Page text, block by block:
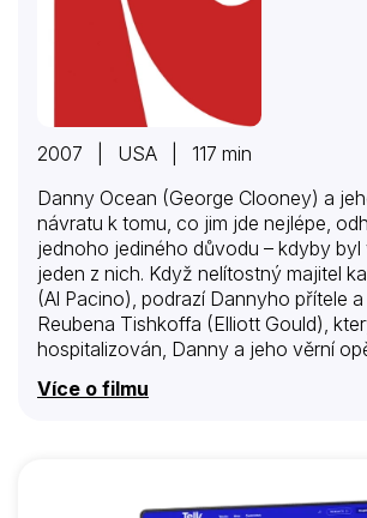
2007 | USA | 117 min
Danny Ocean (George Clooney) a
návratu k tomu, co jim jde nejlépe,
jednoho jediného důvodu – kdyby
jeden z nich. Když nelítostný majitel
(Al Pacino), podrazí Dannyho přítele
Reubena Tishkoffa (Elliott Gould),
hospitalizován, Danny a jeho věrní
Více o filmu